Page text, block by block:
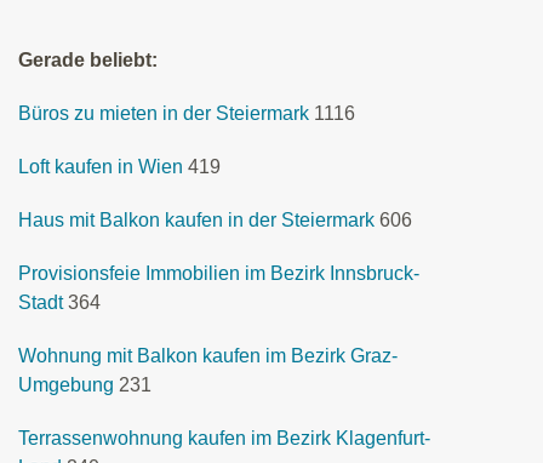
Gerade beliebt:
Büros zu mieten in der Steiermark 1116
Loft kaufen in Wien 419
Haus mit Balkon kaufen in der Steiermark 606
Provisionsfeie Immobilien im Bezirk Innsbruck-
Stadt 364
Wohnung mit Balkon kaufen im Bezirk Graz-
Umgebung 231
Terrassenwohnung kaufen im Bezirk Klagenfurt-